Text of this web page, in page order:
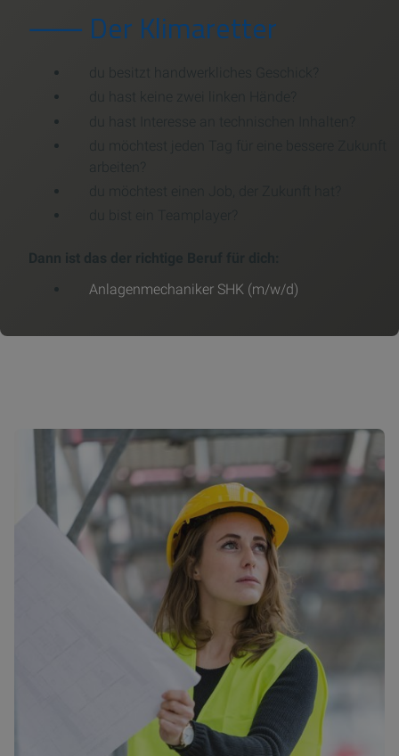
⸺ Der Klimaretter
du besitzt handwerkliches Geschick?
du hast keine zwei linken Hände?
du hast Interesse an technischen Inhalten?
du möchtest jeden Tag für eine bessere Zukunft
arbeiten?
Dann ist das der richtige Beruf für dich:
Anlagenmechaniker SHK (m/w/d)